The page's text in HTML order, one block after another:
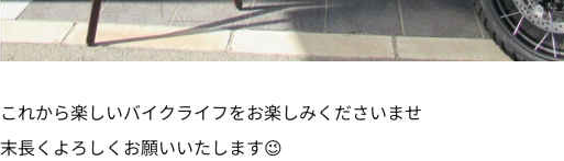
これから楽しいバイクライフをお楽しみくださいませ
末長くよろしくお願いいたします😉